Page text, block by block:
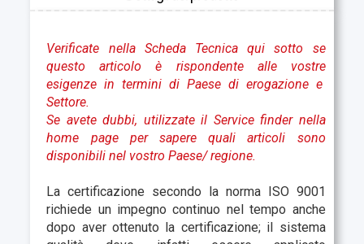
Verificate nella Scheda Tecnica qui sotto se
questo articolo è rispondente alle vostre
esigenze in termini di Paese di erogazione e
Settore.
Se avete dubbi, utilizzate il Service finder nella
home page per sapere quali articoli sono
disponibili nel vostro Paese/ regione.
La certificazione secondo la norma ISO 9001
richiede un impegno continuo nel tempo anche
dopo aver ottenuto la certificazione; il sistema